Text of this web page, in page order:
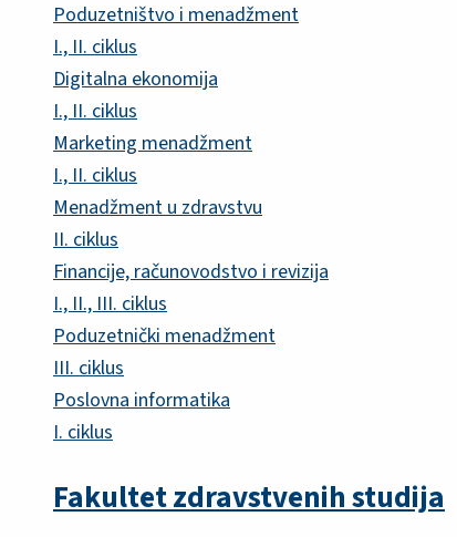
Poduzetništvo i menadžment
I., II. ciklus
Digitalna ekonomija
I., II. ciklus
Marketing menadžment
I., II. ciklus
Menadžment u zdravstvu
II. ciklus
Financije, računovodstvo i revizija
I., II., III. ciklus
Poduzetnički menadžment
III. ciklus
Poslovna informatika
I. ciklus
Fakultet zdravstvenih studija